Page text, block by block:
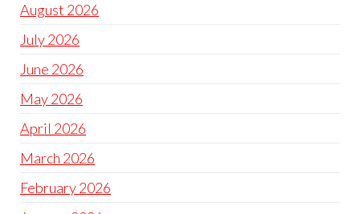
August 2026
July 2026
June 2026
May 2026
April 2026
March 2026
February 2026